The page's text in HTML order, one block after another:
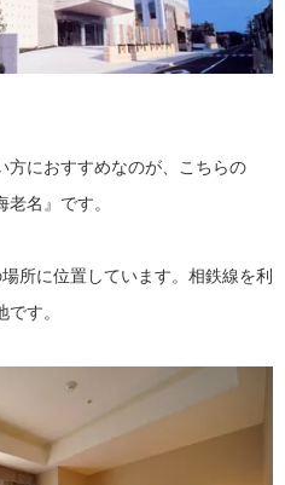
方におすすめなのが、こちらの
老名』です。
所に位置しています。相鉄線を利
す。